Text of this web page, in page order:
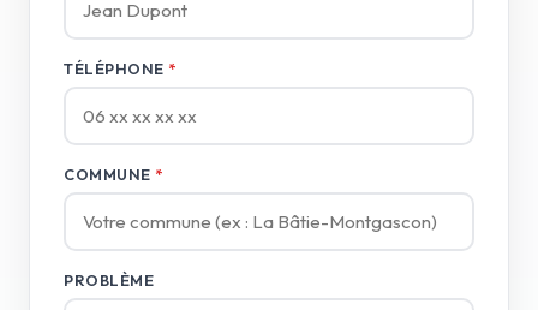
TÉLÉPHONE *
COMMUNE *
PROBLÈME